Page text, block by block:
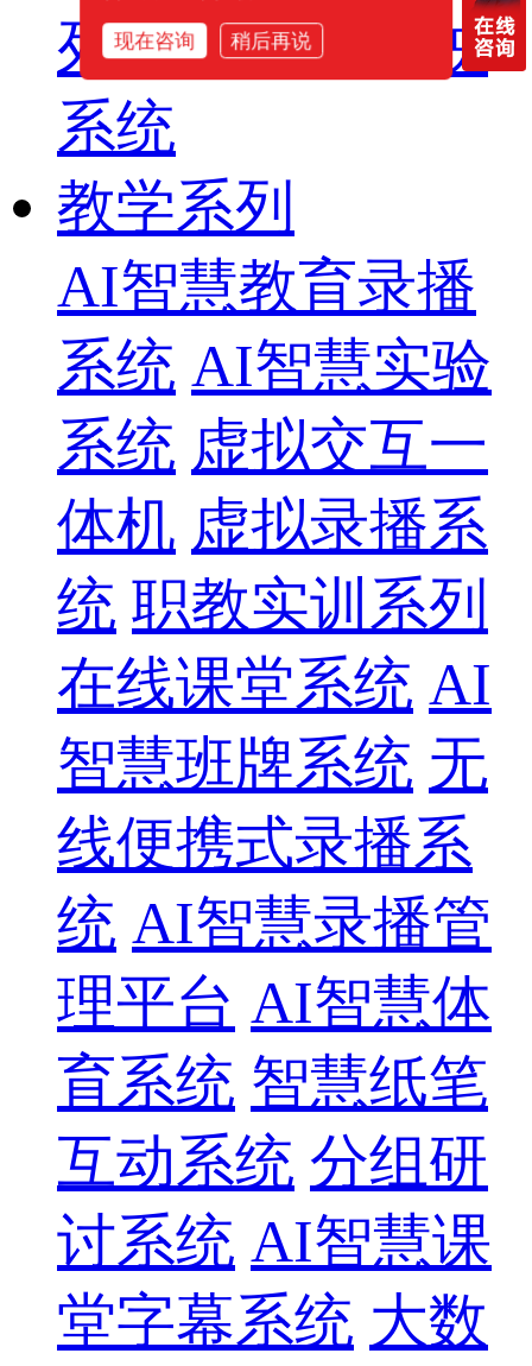
列 智慧影片放映
系统
教学系列
AI智慧教育录播
系统 AI智慧实验
系统 虚拟交互一
体机 虚拟录播系
统 职教实训系列
在线课堂系统 AI
智慧班牌系统 无
线便携式录播系
统 AI智慧录播管
理平台 AI智慧体
育系统 智慧纸笔
互动系统 分组研
讨系统 AI智慧课
堂字幕系统 大数
现在咨询 稍后再说